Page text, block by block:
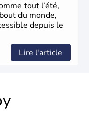
tout l’été,
du monde,
depuis le
Lire l'article